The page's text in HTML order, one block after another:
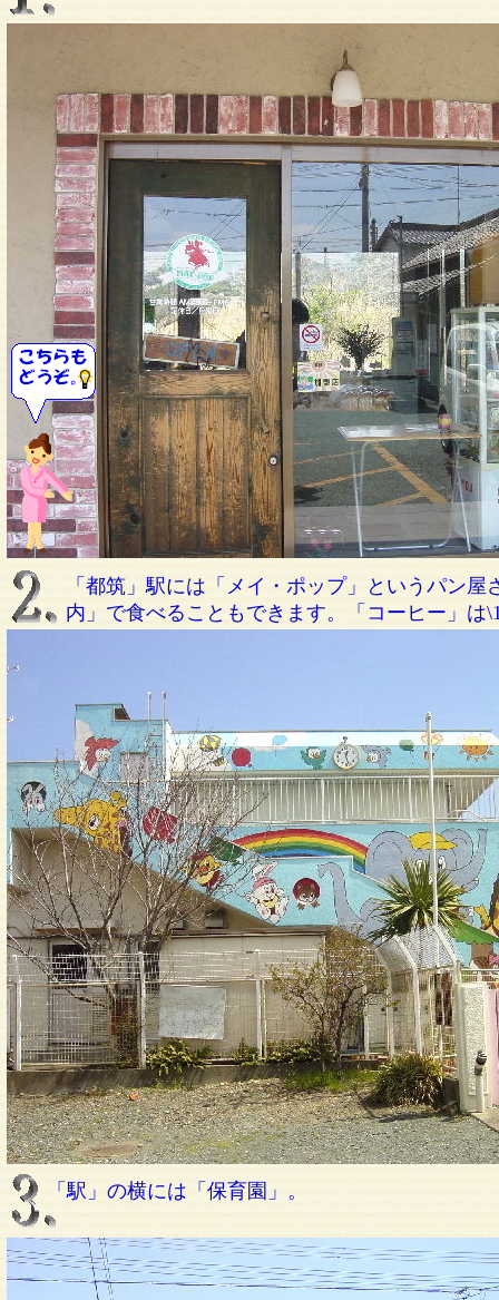
「駅」の横には「保育園」。
「都筑」駅には「メイ・ポップ」というパン屋
内」で食べることもできます。「コーヒー」は